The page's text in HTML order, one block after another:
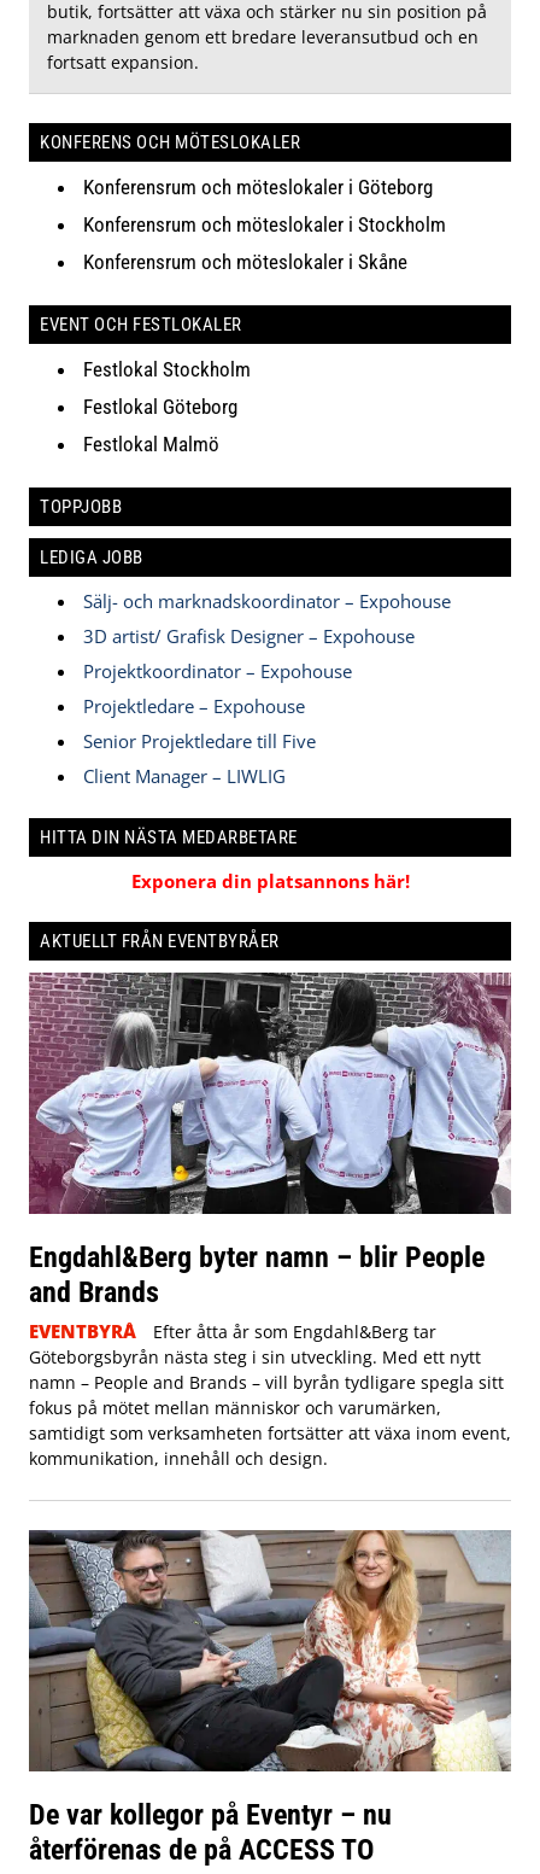
butik, fortsätter att växa och stärker nu sin position på
marknaden genom ett bredare leveransutbud och en
fortsatt expansion.
KONFERENS OCH MÖTESLOKALER
Konferensrum och möteslokaler i Göteborg
Konferensrum och möteslokaler i Stockholm
Konferensrum och möteslokaler i Skåne
EVENT OCH FESTLOKALER
Festlokal Stockholm
Festlokal Göteborg
Festlokal Malmö
TOPPJOBB
LEDIGA JOBB
Sälj- och marknadskoordinator – Expohouse
3D artist/ Grafisk Designer – Expohouse
Projektkoordinator – Expohouse
Projektledare – Expohouse
Senior Projektledare till Five
Client Manager – LIWLIG
HITTA DIN NÄSTA MEDARBETARE
Exponera din platsannons här!
AKTUELLT FRÅN EVENTBYRÅER
Engdahl&Berg byter namn – blir People
and Brands
EVENTBYRÅ
Efter åtta år som Engdahl&Berg tar
Göteborgsbyrån nästa steg i sin utveckling. Med ett nytt
namn – People and Brands – vill byrån tydligare spegla sitt
fokus på mötet mellan människor och varumärken,
samtidigt som verksamheten fortsätter att växa inom event,
kommunikation, innehåll och design.
De var kollegor på Eventyr – nu
återförenas de på ACCESS TO